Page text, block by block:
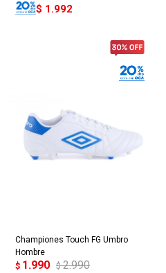
$ 1.992
Championes Touch FG Umbro
Hombre
$ 1.990 $ 2.990